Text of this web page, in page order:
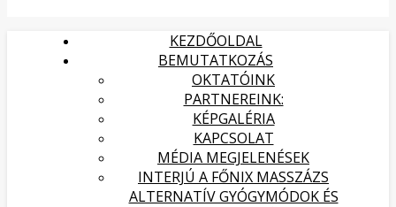
KEZDŐOLDAL
BEMUTATKOZÁS
OKTATÓINK
PARTNEREINK:
KÉPGALÉRIA
KAPCSOLAT
MÉDIA MEGJELENÉSEK
INTERJÚ A FŐNIX MASSZÁZS
ALTERNATÍV GYÓGYMÓDOK ÉS